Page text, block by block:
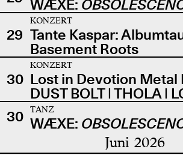
WÆXE:
29
KONZERT
Tante Kaspar:
Basement Roots
30
KONZERT
Lost in Devotion Metal
DUST BOLT | THOLA |
30
TANZ
WÆXE:
Juni 2026